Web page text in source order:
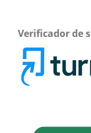
Verificador de